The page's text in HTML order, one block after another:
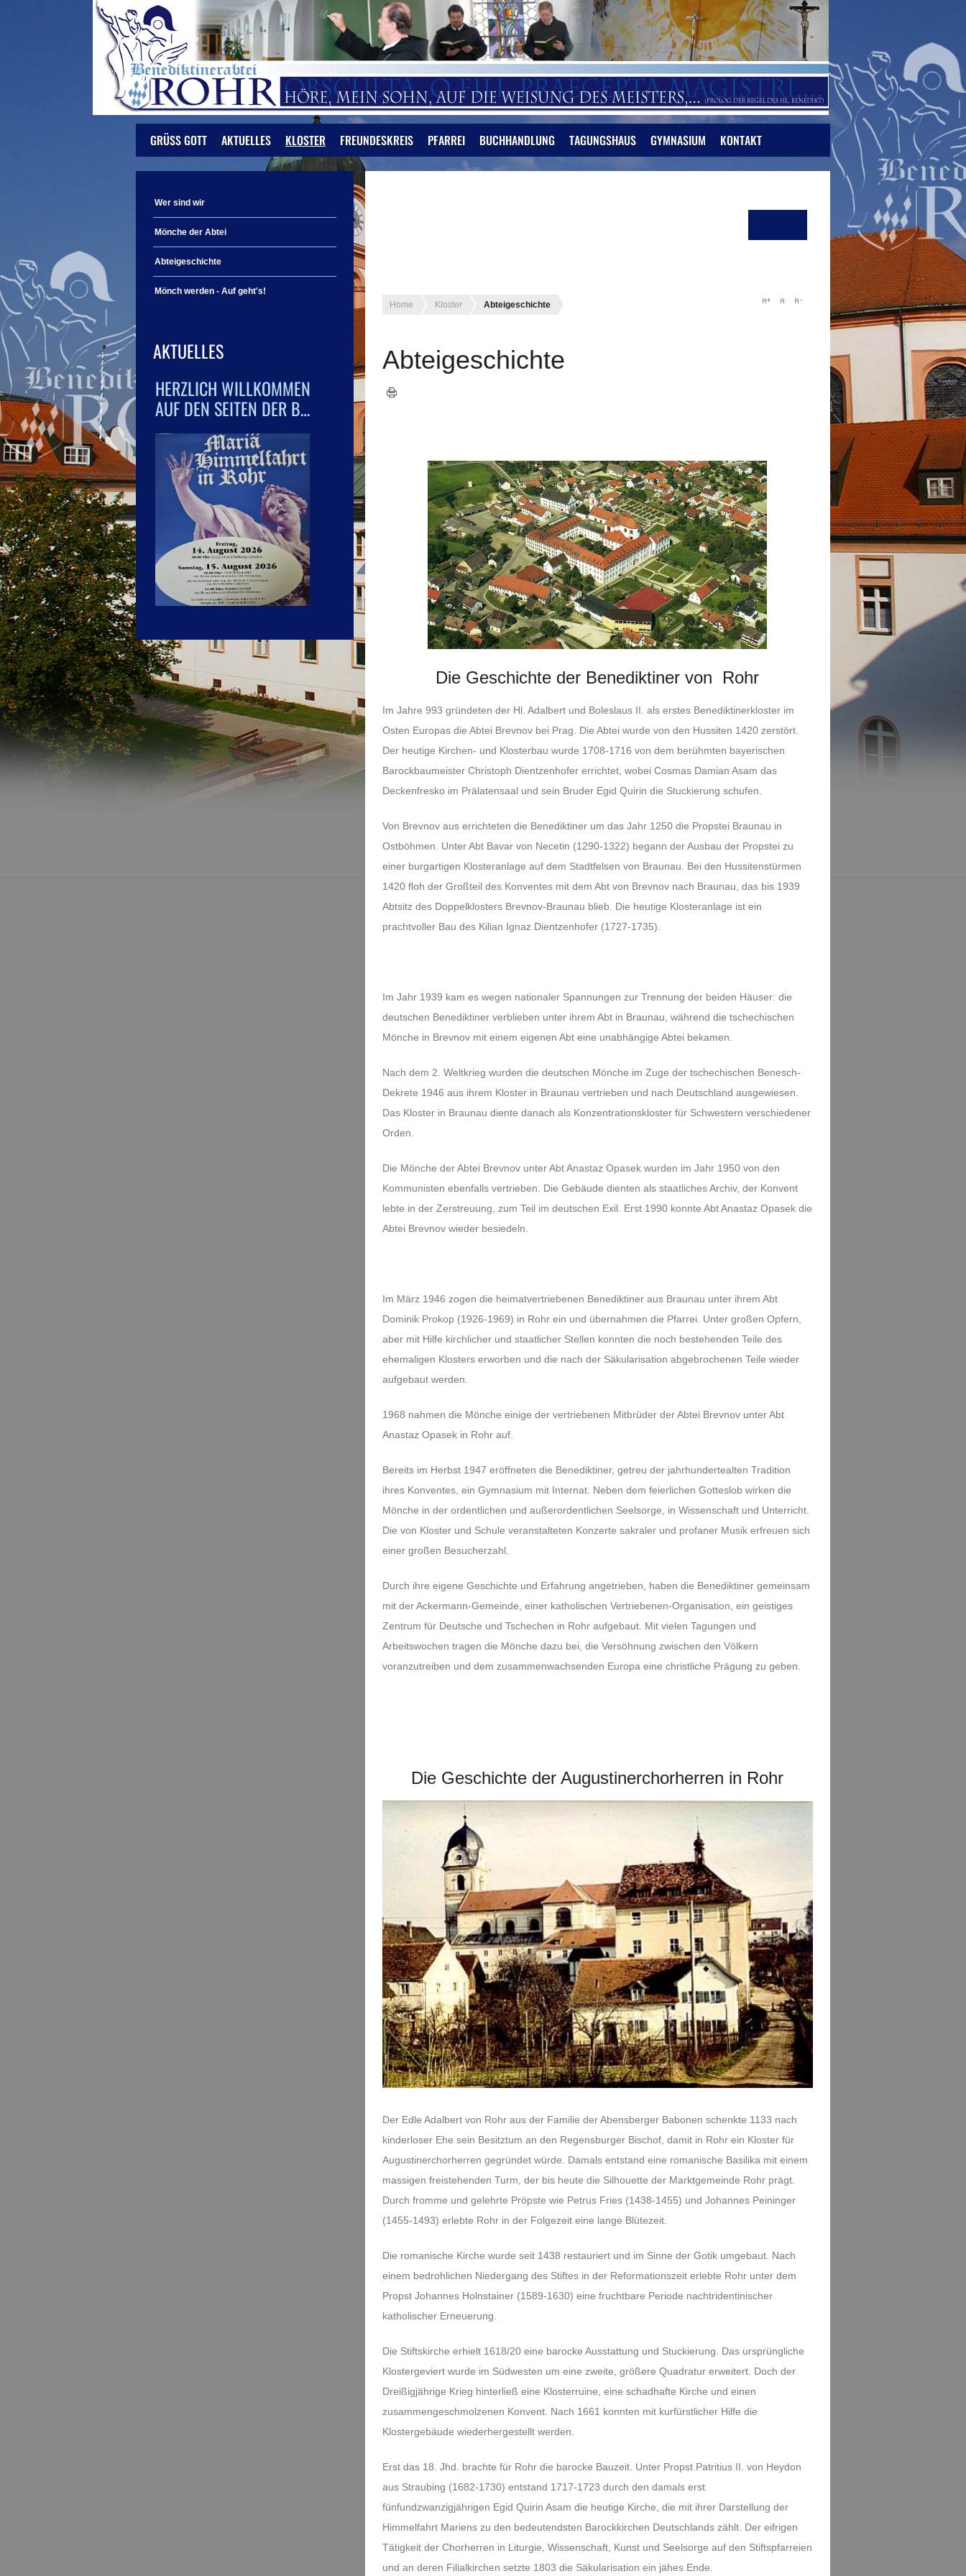
GRÜSS GOTT AKTUELLES KLOSTER FREUNDESKREIS PFARREI BUCHHANDLUNG TAGUNGSHAUS GYMNASIUM KONTAKT
Wer sind wir
Mönche der Abtei
Abteigeschichte
Mönch werden - Auf geht's!
AKTUELLES
HERZLICH WILLKOMMEN
AUF DEN SEITEN DER B…
Home Kloster Abteigeschichte
Abteigeschichte
Die Geschichte der Benediktiner von Rohr
Im Jahre 993 gründeten der Hl. Adalbert und Boleslaus II. als erstes Benediktinerkloster im
Osten Europas die Abtei Brevnov bei Prag. Die Abtei wurde von den Hussiten 1420 zerstört.
Der heutige Kirchen- und Klosterbau wurde 1708-1716 von dem berühmten bayerischen
Barockbaumeister Christoph Dientzenhofer errichtet, wobei Cosmas Damian Asam das
Deckenfresko im Prälatensaal und sein Bruder Egid Quirin die Stuckierung schufen.
Von Brevnov aus errichteten die Benediktiner um das Jahr 1250 die Propstei Braunau in
Ostböhmen. Unter Abt Bavar von Necetin (1290-1322) begann der Ausbau der Propstei zu
einer burgartigen Klosteranlage auf dem Stadtfelsen von Braunau. Bei den Hussitenstürmen
1420 floh der Großteil des Konventes mit dem Abt von Brevnov nach Braunau, das bis 1939
Abtsitz des Doppelklosters Brevnov-Braunau blieb. Die heutige Klosteranlage ist ein
prachtvoller Bau des Kilian Ignaz Dientzenhofer (1727-1735).
Im Jahr 1939 kam es wegen nationaler Spannungen zur Trennung der beiden Häuser: die
deutschen Benediktiner verblieben unter ihrem Abt in Braunau, während die tschechischen
Mönche in Brevnov mit einem eigenen Abt eine unabhängige Abtei bekamen.
Nach dem 2. Weltkrieg wurden die deutschen Mönche im Zuge der tschechischen Benesch-
Dekrete 1946 aus ihrem Kloster in Braunau vertrieben und nach Deutschland ausgewiesen.
Das Kloster in Braunau diente danach als Konzentrationskloster für Schwestern verschiedener
Orden.
Die Mönche der Abtei Brevnov unter Abt Anastaz Opasek wurden im Jahr 1950 von den
Kommunisten ebenfalls vertrieben. Die Gebäude dienten als staatliches Archiv, der Konvent
lebte in der Zerstreuung, zum Teil im deutschen Exil. Erst 1990 konnte Abt Anastaz Opasek die
Abtei Brevnov wieder besiedeln.
Im März 1946 zogen die heimatvertriebenen Benediktiner aus Braunau unter ihrem Abt
Dominik Prokop (1926-1969) in Rohr ein und übernahmen die Pfarrei. Unter großen Opfern,
aber mit Hilfe kirchlicher und staatlicher Stellen konnten die noch bestehenden Teile des
ehemaligen Klosters erworben und die nach der Säkularisation abgebrochenen Teile wieder
aufgebaut werden.
1968 nahmen die Mönche einige der vertriebenen Mitbrüder der Abtei Brevnov unter Abt
Anastaz Opasek in Rohr auf.
Bereits im Herbst 1947 eröffneten die Benediktiner, getreu der jahrhundertealten Tradition
ihres Konventes, ein Gymnasium mit Internat. Neben dem feierlichen Gotteslob wirken die
Mönche in der ordentlichen und außerordentlichen Seelsorge, in Wissenschaft und Unterricht.
Die von Kloster und Schule veranstalteten Konzerte sakraler und profaner Musik erfreuen sich
einer großen Besucherzahl.
Durch ihre eigene Geschichte und Erfahrung angetrieben, haben die Benediktiner gemeinsam
mit der Ackermann-Gemeinde, einer katholischen Vertriebenen-Organisation, ein geistiges
Zentrum für Deutsche und Tschechen in Rohr aufgebaut. Mit vielen Tagungen und
Arbeitswochen tragen die Mönche dazu bei, die Versöhnung zwischen den Völkern
voranzutreiben und dem zusammenwachsenden Europa eine christliche Prägung zu geben.
Die Geschichte der Augustinerchorherren in Rohr
Der Edle Adalbert von Rohr aus der Familie der Abensberger Babonen schenkte 1133 nach
kinderloser Ehe sein Besitztum an den Regensburger Bischof, damit in Rohr ein Kloster für
Augustinerchorherren gegründet würde. Damals entstand eine romanische Basilika mit einem
massigen freistehenden Turm, der bis heute die Silhouette der Marktgemeinde Rohr prägt.
Durch fromme und gelehrte Pröpste wie Petrus Fries (1438-1455) und Johannes Peininger
(1455-1493) erlebte Rohr in der Folgezeit eine lange Blütezeit.
Die romanische Kirche wurde seit 1438 restauriert und im Sinne der Gotik umgebaut. Nach
einem bedrohlichen Niedergang des Stiftes in der Reformationszeit erlebte Rohr unter dem
Propst Johannes Holnstainer (1589-1630) eine fruchtbare Periode nachtridentinischer
katholischer Erneuerung.
Die Stiftskirche erhielt 1618/20 eine barocke Ausstattung und Stuckierung. Das ursprüngliche
Klostergeviert wurde im Südwesten um eine zweite, größere Quadratur erweitert. Doch der
Dreißigjährige Krieg hinterließ eine Klosterruine, eine schadhafte Kirche und einen
zusammengeschmolzenen Konvent. Nach 1661 konnten mit kurfürstlicher Hilfe die
Klostergebäude wiederhergestellt werden.
Erst das 18. Jhd. brachte für Rohr die barocke Bauzeit. Unter Propst Patritius II. von Heydon
aus Straubing (1682-1730) entstand 1717-1723 durch den damals erst
fünfundzwanzigjährigen Egid Quirin Asam die heutige Kirche, die mit ihrer Darstellung der
Himmelfahrt Mariens zu den bedeutendsten Barockkirchen Deutschlands zählt. Der eifrigen
Tätigkeit der Chorherren in Liturgie, Wissenschaft, Kunst und Seelsorge auf den Stiftspfarreien
und an deren Filialkirchen setzte 1803 die Säkularisation ein jähes Ende.